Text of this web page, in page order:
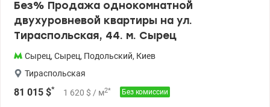
Без% Продажа однокомнатной
двухуровневой квартиры на ул.
Тираспольская, 44. м. Сырец
Сырец, Сырец, Подольский, Киев
Тираспольская
81 015 $* 1 620 $ / м2* Без комиссии